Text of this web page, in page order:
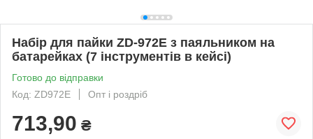
Набір для пайки ZD-972E з паяльником на
батарейках (7 інструментів в кейсі)
Готово до відправки
Код: ZD972E
Опт і роздріб
713,90 ₴